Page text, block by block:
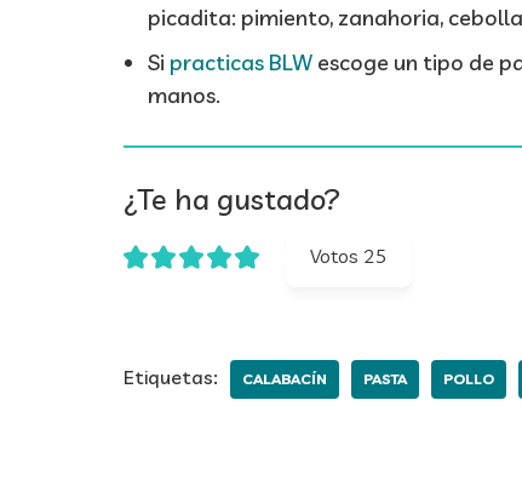
picadita: pimiento, zanahoria,
Si practicas BLW escoge un tipo de
manos.
¿Te ha gustado?
Votos 25
Etiquetas: CALABACÍN PASTA POLLO